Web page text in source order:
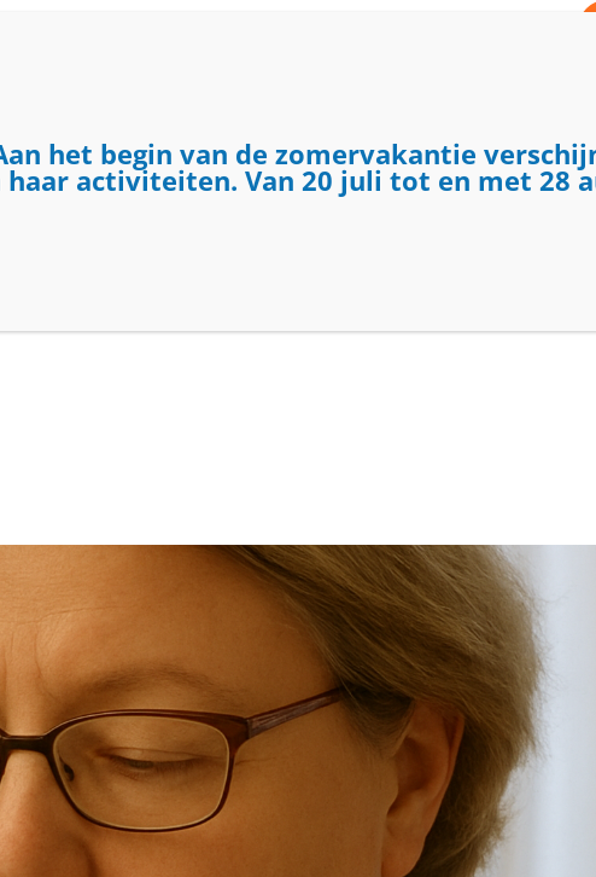
het begin van de zomervakantie
activiteiten. Van 20 juli tot en met 28